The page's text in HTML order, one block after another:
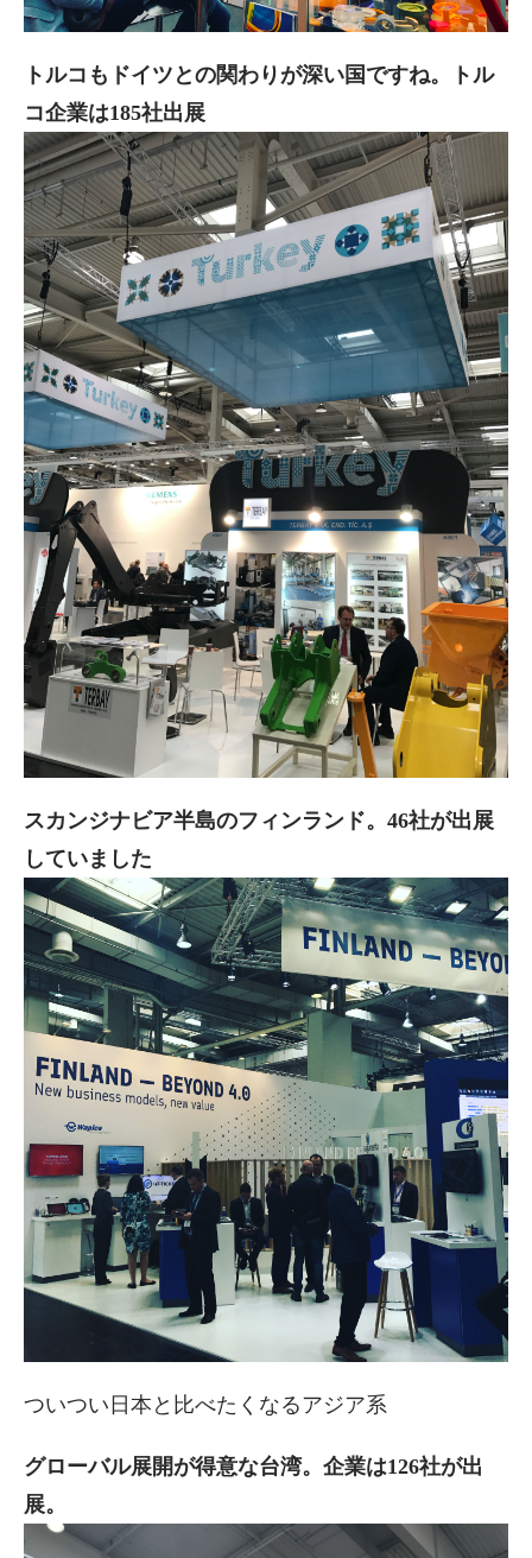
トルコもドイツとの関わりが深い国ですね。トル
コ企業は185社出展
スカンジナビア半島のフィンランド。46社が出展
していました
ついつい日本と比べたくなるアジア系
グローバル展開が得意な台湾。企業は126社が出
展。